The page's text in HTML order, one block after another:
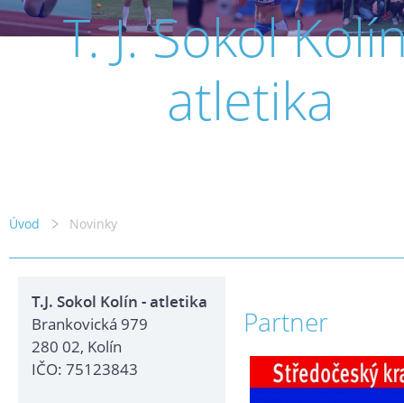
T. J. Sokol
atletika
Úvod Novinky
T.J. Sokol Kolín - atletika
Brankovická 979
280 02, Kolín
IČO: 75123843
Partner